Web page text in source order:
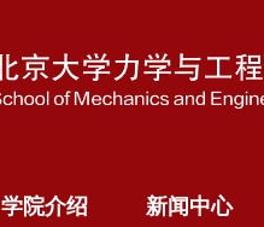
学院介绍 新闻中心
学院介绍 新闻中心